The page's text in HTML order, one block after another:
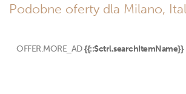
Podobne oferty dla Milano,
OFFER.MORE_AD {{::$ctrl.searchItemName}}